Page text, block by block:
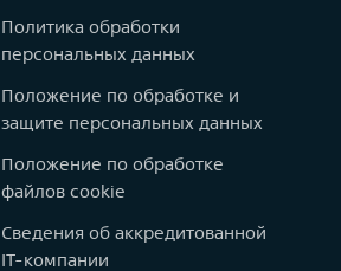
Политика обработки
персональных данных
Положение по обработке и
защите персональных данных
Положение по обработке
файлов cookie
Сведения об аккредитованной
IT-компании